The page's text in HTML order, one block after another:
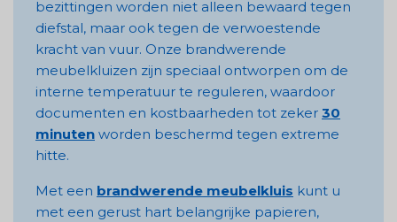
bezittingen worden niet alleen bewaard tegen
diefstal, maar ook tegen de verwoestende
kracht van vuur. Onze brandwerende
meubelkluizen zijn speciaal ontworpen om de
interne temperatuur te reguleren, waardoor
documenten en kostbaarheden tot zeker 30
minuten worden beschermd tegen extreme
hitte.
Met een brandwerende meubelkluis kunt u
met een gerust hart belangrijke papieren,